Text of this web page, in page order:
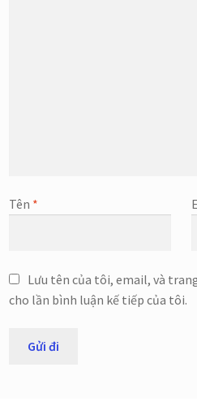
Tên *
Lưu tên của tôi, email, và
cho lần bình luận kế tiếp của tôi.